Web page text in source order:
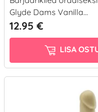
Glyde Dams Vanilla...
12.95 €
LISA